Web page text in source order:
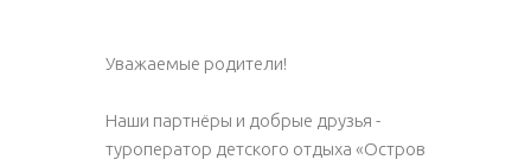
Уважаемые родители!
Наши партнёры и добрые друзья -
туроператор детского отдыха «Остров